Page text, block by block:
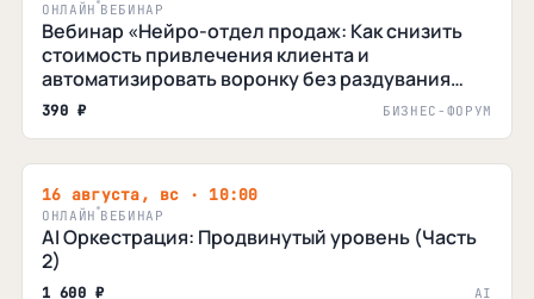
ОНЛАЙН ВЕБИНАР
Вебинар «Нейро-отдел продаж: Как снизить
стоимость привлечения клиента и
автоматизировать воронку без раздувания
ФОТ»
390 ₽ БИЗНЕС-ФОРУМ
16 августа, вс · 10:00
ОНЛАЙН ВЕБИНАР
AI Оркестрация: Продвинутый уровень (Часть
2)
1 600 ₽ AI